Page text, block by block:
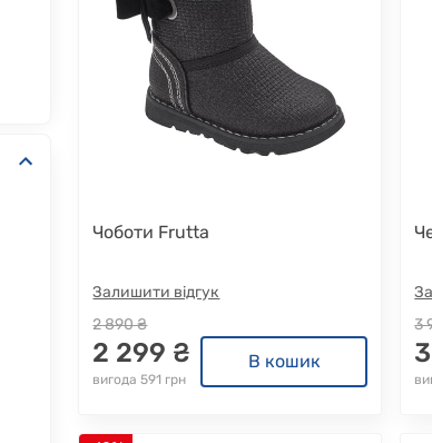
Чоботи Frutta
Залишити відгук
2 890 ₴
2 299 ₴
вигода 591 грн
В кошик
3